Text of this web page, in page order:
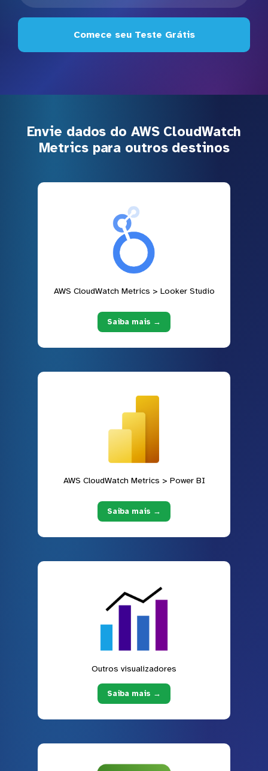
Comece seu Teste Grátis
Envie dados do AWS CloudWatch
Metrics para outros destinos
AWS CloudWatch Metrics > Looker Studio
Saiba mais →
AWS CloudWatch Metrics > Power BI
Saiba mais →
Outros visualizadores
Saiba mais →